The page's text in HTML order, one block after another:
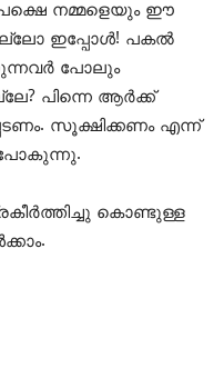
നമ്മളെയും ഈ
ഇപ്പോൾ! പകൽ
പോലും
പിന്നെ ആർക്ക്
സൂക്ഷിക്കണം എന്ന്
കൊണ്ടുള്ള